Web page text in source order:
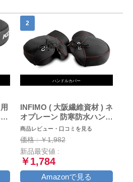
ハンドルカバー
INFIMO ( 大阪繊維資材 ) ネ
オプレーン 防寒防水ハンド
ルカバー ブラック WNHC-
03
商品レビュー・口コミを見る
価格 : ￥1,982
新品最安値 :
￥1,784
Amazonで見る